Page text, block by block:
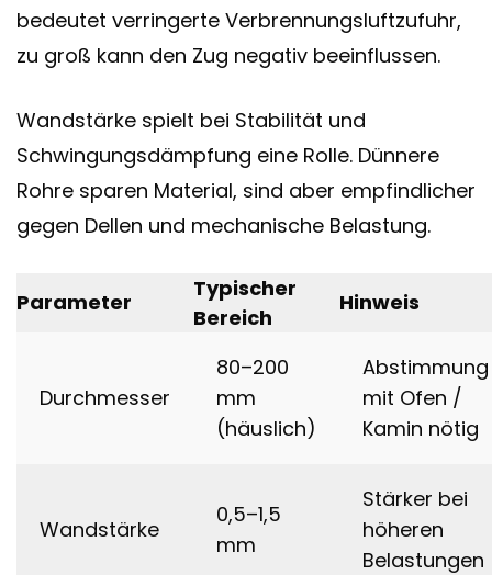
bedeutet verringerte Verbrennungsluftzufuhr,
zu groß kann den Zug negativ beeinflussen.
Wandstärke spielt bei Stabilität und
Schwingungsdämpfung eine Rolle. Dünnere
Rohre sparen Material, sind aber empfindlicher
gegen Dellen und mechanische Belastung.
Parameter
Typischer
Bereich
Hinweis
Durchmesser
80–200
mm
(häuslich)
Abstimmung
mit Ofen /
Kamin nötig
Wandstärke
0,5–1,5
mm
Stärker bei
höheren
Belastungen